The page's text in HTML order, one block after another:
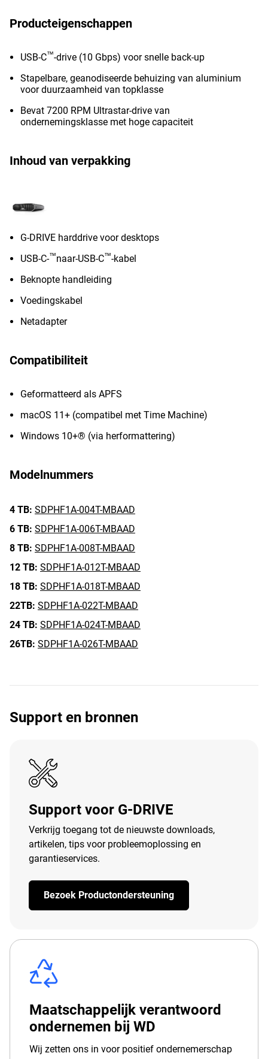
Producteigenschappen
USB-C™-drive (10 Gbps) voor snelle back-up
Stapelbare, geanodiseerde behuizing van aluminium
voor duurzaamheid van topklasse
Bevat 7200 RPM Ultrastar-drive van
ondernemingsklasse met hoge capaciteit
Inhoud van verpakking
G-DRIVE harddrive voor desktops
USB-C-™naar-USB-C™-kabel
Beknopte handleiding
Voedingskabel
Netadapter
Compatibiliteit
Geformatteerd als APFS
macOS 11+ (compatibel met Time Machine)
Windows 10+® (via herformattering)
Modelnummers
4 TB: SDPHF1A-004T-MBAAD
6 TB: SDPHF1A-006T-MBAAD
8 TB: SDPHF1A-008T-MBAAD
12 TB: SDPHF1A-012T-MBAAD
18 TB: SDPHF1A-018T-MBAAD
22TB: SDPHF1A-022T-MBAAD
24 TB: SDPHF1A-024T-MBAAD
26TB: SDPHF1A-026T-MBAAD
Support en bronnen
Support voor G-DRIVE
Verkrijg toegang tot de nieuwste downloads,
artikelen, tips voor probleemoplossing en
garantieservices.
Bezoek Productondersteuning
Maatschappelijk verantwoord
ondernemen bij WD
Wij zetten ons in voor positief ondernemerschap